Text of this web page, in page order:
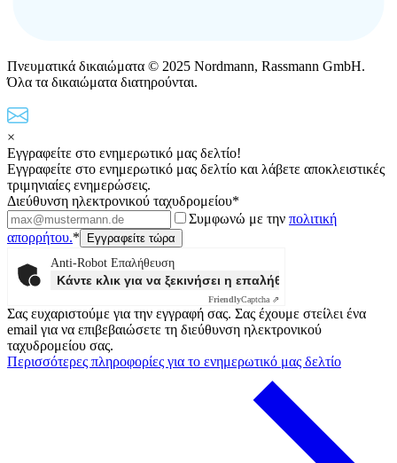
Πνευματικά δικαιώματα © 2025 Nordmann, Rassmann GmbH.
Όλα τα δικαιώματα διατηρούνται.
×
Εγγραφείτε στο ενημερωτικό μας δελτίο!
Εγγραφείτε στο ενημερωτικό μας δελτίο και λάβετε αποκλειστικές
τριμηνιαίες ενημερώσεις.
Διεύθυνση ηλεκτρονικού ταχυδρομείου*
Συμφωνώ με την πολιτική
απορρήτου.*
Anti-Robot Επαλήθευση
Κάντε κλικ για να ξεκινήσει η επαλήθευσης
FriendlyCaptcha ⇗
Σας ευχαριστούμε για την εγγραφή σας. Σας έχουμε στείλει ένα
email για να επιβεβαιώσετε τη διεύθυνση ηλεκτρονικού
ταχυδρομείου σας.
Περισσότερες πληροφορίες για το ενημερωτικό μας δελτίο